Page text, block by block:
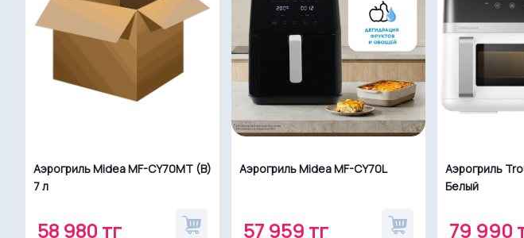
Аэрогриль Midea MF-CY70MT (B)
7 л
58 980 тг
Аэрогриль Midea MF-CY70L
57 959 тг
Аэрогриль
Белый
79 990